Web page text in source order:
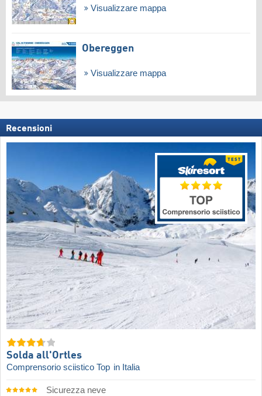
Visualizzare mappa
Obereggen
Visualizzare mappa
Recensioni
Solda all'Ortles
Comprensorio sciistico Top in Italia
Sicurezza neve